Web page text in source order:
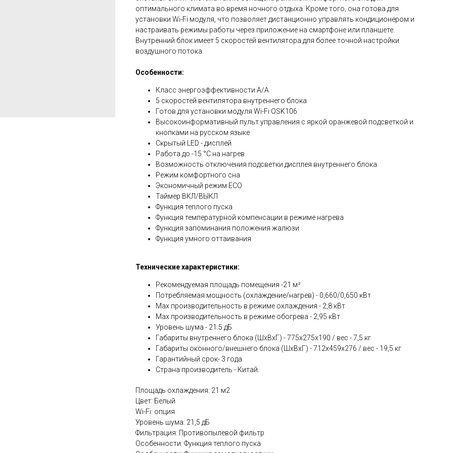
оптимального климата во время ночного отдыха. Кроме того, она готова для
установки Wi-Fi модуля, что позволяет дистанционно управлять кондиционером и
настраивать режимы работы через приложение на смартфоне или планшете.
Внутренний блок имеет 5 скоростей вентилятора для более точной настройки
воздушного потока.
Особенности:
Класс энергоэффективности А/А
5 скоростей вентилятора внутреннего блока
Готов для установки модуля Wi-Fi OSK106
Высокоинформативный пульт управления с яркой оранжевой подсветкой и
кнопками на русском языке
Скрытый LED - дисплей
Работа до -15 °C на нагрев
Возможность отключения подсветки дисплея внутреннего блока
Режим комфортного сна
Экономичный режим ECO
Таймер ВКЛ/ВЫКЛ
Функция теплого пуска
Функция температурной компенсации в режиме нагрева
Функция запоминания положения жалюзи
Функция умного оттаивания
Технические характеристики:
Рекомендуемая площадь помещения -21 м²
Потребляемая мощность (охлаждение/нагрев) - 0,660/0,650 кВт
Мах производительность в режиме охлаждения - 2,8 кВт
Мах производительность в режиме обогрева - 2,95 кВт
Уровень шума - 21.5 дБ
Габариты внутреннего блока (ШхВхГ) - 775x275x190 / вес - 7,5 кг
Габариты оконного/внешнего блока (ШхВхГ) - 712x459x276 / вес - 19,5 кг
Гарантийный срок- 3 года
Страна производитель - Китай.
Площадь охлаждения: 21 м2
Цвет: Белый
Wi-Fi: опция
Уровень шума: 21,5 дБ
Фильтрация: Противопылевой фильтр
Особенности: Функция теплого пуска